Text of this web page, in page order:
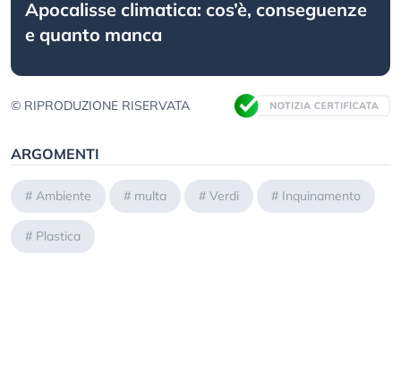
Apocalisse climatica: cos’è, conseguenze
e quanto manca
© RIPRODUZIONE RISERVATA
ARGOMENTI
# Ambiente # multa # Verdi # Inquinamento
# Plastica